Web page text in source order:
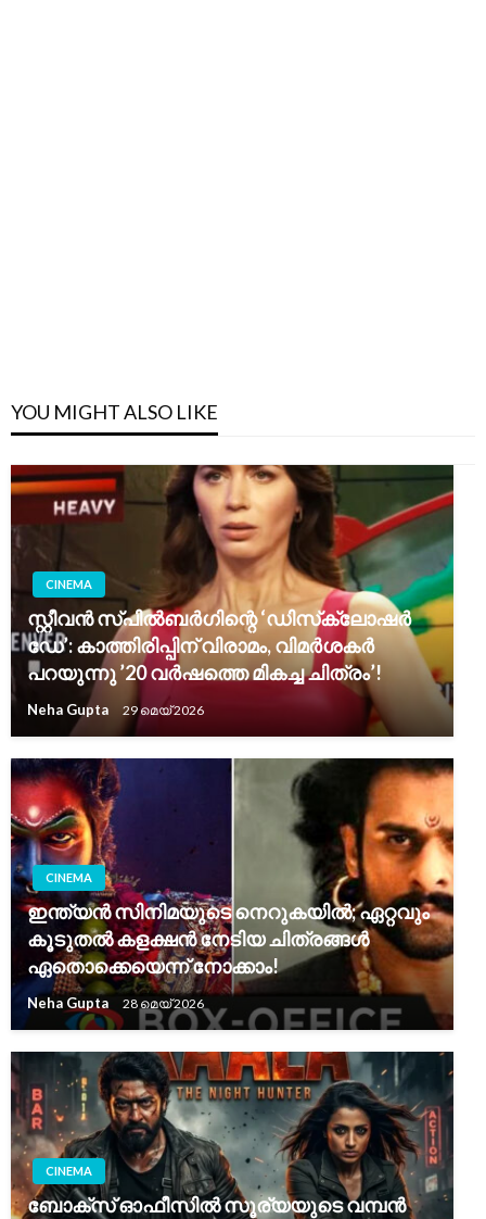
YOU MIGHT ALSO LIKE
CINEMA
സ്റ്റീവൻ സ്പിൽബർഗിന്റെ ‘ഡിസ്‌ക്ലോഷർ
ഡേ’: കാത്തിരിപ്പിന് വിരാമം, വിമർശകർ
പറയുന്നു ’20 വർഷത്തെ മികച്ച ചിത്രം’!
Neha Gupta 29 മെയ്‌ 2026
CINEMA
ഇന്ത്യൻ സിനിമയുടെ നെറുകയിൽ; ഏറ്റവും
കൂടുതൽ കളക്ഷൻ നേടിയ ചിത്രങ്ങൾ
ഏതൊക്കെയെന്ന് നോക്കാം!
Neha Gupta 28 മെയ്‌ 2026
CINEMA
ബോക്സ് ഓഫീസിൽ സൂര്യയുടെ വമ്പൻ